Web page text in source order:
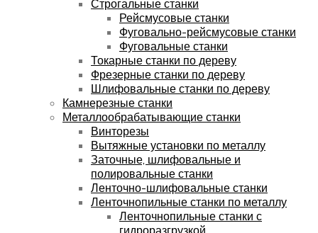
Строгальные станки
Рейсмусовые станки
Фуговально-рейсмусовые станки
Фуговальные станки
Токарные станки по дереву
Фрезерные станки по дереву
Шлифовальные станки по дереву
Камнерезные станки
Металлообрабатывающие станки
Винторезы
Вытяжные установки по металлу
Заточные, шлифовальные и
полировальные станки
Ленточно-шлифовальные станки
Ленточнопильные станки по металлу
Ленточнопильные станки с
гидроразгрузкой